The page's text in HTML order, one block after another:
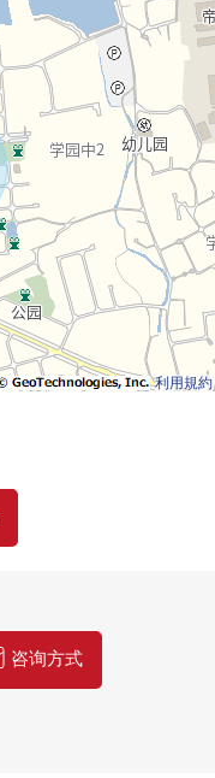
利用規約
咨询方式